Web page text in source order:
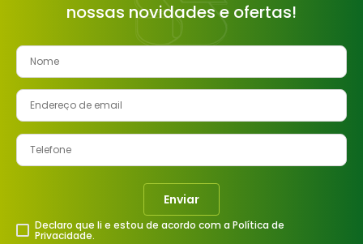
nossas novidades e ofertas!
Enviar
Declaro que li e estou de acordo com a Política de
Privacidade.